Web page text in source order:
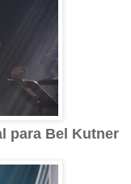
para Bel Kutner